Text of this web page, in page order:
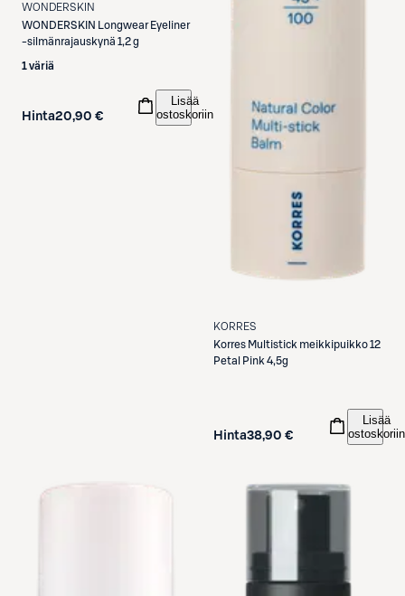
WONDERSKIN
WONDERSKIN
Longwear Eyeliner
-silmänrajauskynä 1,2 g
1 väriä
Hinta20,90 €
Lisää
ostoskoriin
KORRES
Korres Multistick meikkipuikko 12
Petal Pink 4,5g
Hinta38,90 €
Lisää
ostoskoriin